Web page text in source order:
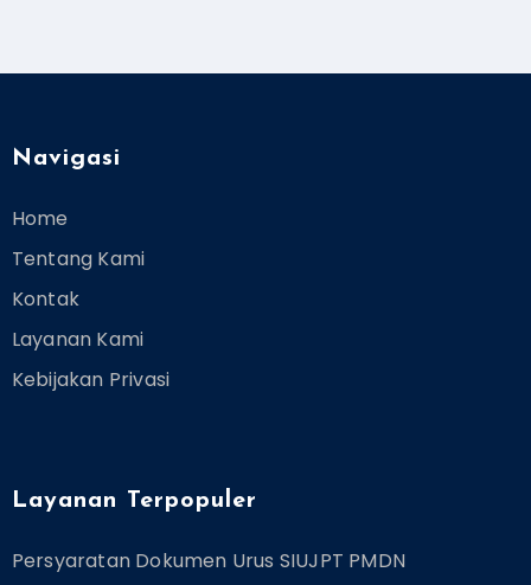
Navigasi
Home
Tentang Kami
Kontak
Layanan Kami
Kebijakan Privasi
Layanan Terpopuler
Persyaratan Dokumen Urus SIUJPT PMDN